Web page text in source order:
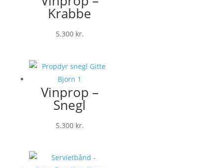
Krabbe
5.300 kr.
Vinprop –
Snegl
5.300 kr.